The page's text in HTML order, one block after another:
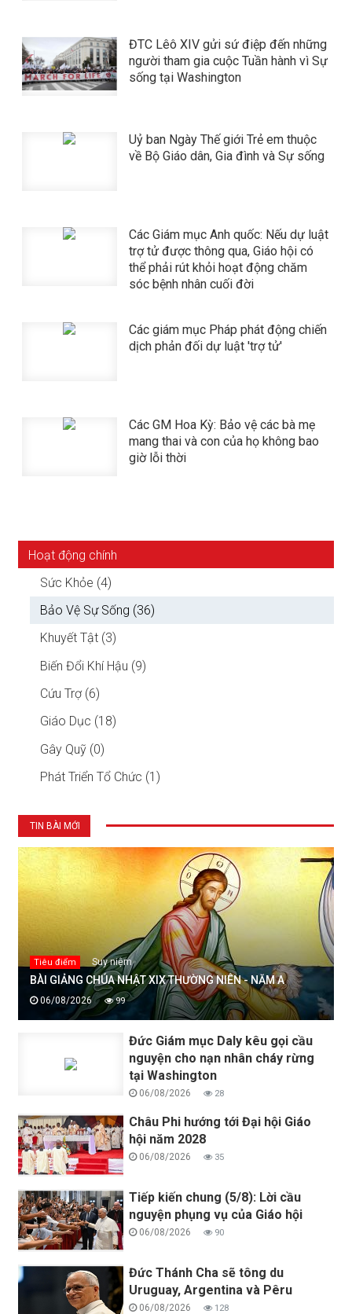
ĐTC Lêô XIV gửi sứ điệp đến những
người tham gia cuộc Tuần hành vì Sự
sống tại Washington
Uỷ ban Ngày Thế giới Trẻ em thuộc
về Bộ Giáo dân, Gia đình và Sự sống
​​​​​​​Các Giám mục Anh quốc: Nếu dự luật
trợ tử được thông qua, Giáo hội có
thể phải rút khỏi hoạt động chăm
sóc bệnh nhân cuối đời
Các giám mục Pháp phát động chiến
dịch phản đối dự luật 'trợ tử'
Các GM Hoa Kỳ: Bảo vệ các bà mẹ
mang thai và con của họ không bao
giờ lỗi thời
Hoạt động chính
Sức Khỏe (4)
Bảo Vệ Sự Sống (36)
Khuyết Tật (3)
Biến Đổi Khí Hậu (9)
Cứu Trợ (6)
Giáo Dục (18)
Gây Quỹ (0)
Phát Triển Tổ Chức (1)
TIN BÀI MỚI
Tiêu điểm Suy niệm
BÀI GIẢNG CHÚA NHẬT XIX THƯỜNG NIÊN - NĂM A
06/08/2026 99
Đức Giám mục Daly kêu gọi cầu
nguyện cho nạn nhân cháy rừng
tại Washington
06/08/2026 28
Châu Phi hướng tới Đại hội Giáo
hội năm 2028
06/08/2026 35
Tiếp kiến chung (5/8): Lời cầu
nguyện phụng vụ của Giáo hội
06/08/2026 90
Đức Thánh Cha sẽ tông du
Uruguay, Argentina và Pêru
06/08/2026 128